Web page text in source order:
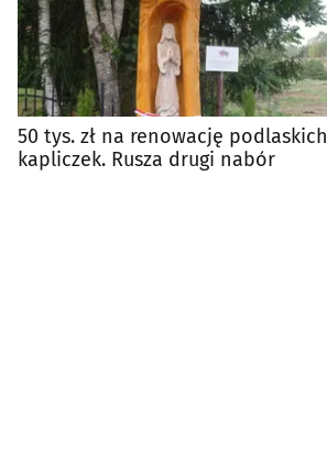
50 tys. zł na renowację podlaskich
kapliczek. Rusza drugi nabór